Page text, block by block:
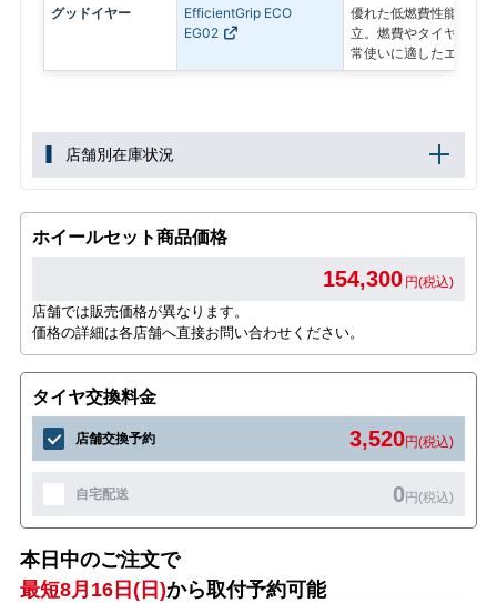
グッドイヤー
EfficientGrip ECO
EG02
優れた低燃費性能とロ
立。燃費やタイヤの長
常使いに適したエコタ
店舗別在庫状況
ホイールセット商品価格
154,300 円(税込)
店舗では販売価格が異なります。
価格の詳細は各店舗へ直接お問い合わせください。
タイヤ交換料金
店舗交換予約 3,520円(税込)
自宅配送 0円(税込)
本日中のご注文で
最短8月16日(日)から取付予約可能